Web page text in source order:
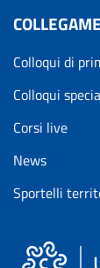
Colloqui di
Colloqui
Corsi live
News
Sportelli